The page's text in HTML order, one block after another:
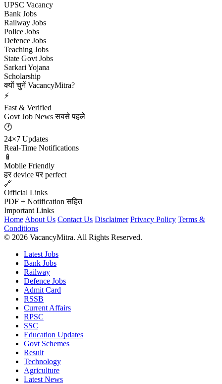
UPSC Vacancy
Bank Jobs
Railway Jobs
Police Jobs
Defence Jobs
Teaching Jobs
State Govt Jobs
Sarkari Yojana
Scholarship
क्यों चुनें VacancyMitra?
⚡
Fast & Verified
Govt Job News सबसे पहले
🕐
24×7 Updates
Real-Time Notifications
📱
Mobile Friendly
हर device पर perfect
🔗
Official Links
PDF + Notification सहित
Important Links
Home About Us Contact Us Disclaimer Privacy Policy Terms &
Conditions
© 2026 VacancyMitra. All Rights Reserved.
Latest Jobs
Bank Jobs
Railway
Defence Jobs
Admit Card
RSSB
Current Affairs
RPSC
SSC
Education Updates
Govt Schemes
Result
Technology
Agriculture
Latest News